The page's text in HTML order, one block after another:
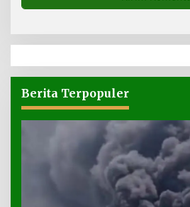
Berita Terpopuler